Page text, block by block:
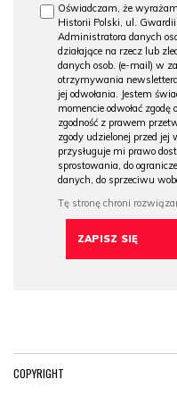
Oświadczam, że
Historii Polski, ul.
Administratora danych
działające na rzecz lub
danych osob. (e-mail) w
otrzymywania
jej odwołania. Jestem
momencie odwołać zgodę
zgodność z prawem
zgody udzielonej przed jej
przysługuje mi prawo
sprostowania, do
danych, do sprzeciwu
COPYRIGHT